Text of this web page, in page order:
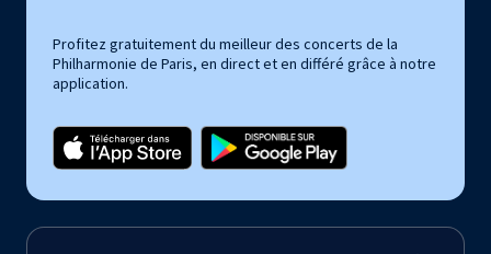
Profitez gratuitement du meilleur des concerts de la
Philharmonie de Paris, en direct et en différé grâce à notre
application.